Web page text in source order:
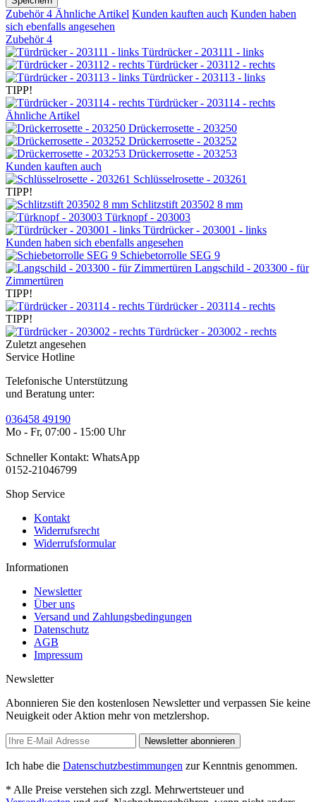
Zubehör4 Ähnliche Artikel Kunden kauften auch Kunden haben
sich ebenfalls angesehen
Zubehör4
Türdrücker - 203111 - links
Türdrücker - 203112 - rechts
Türdrücker - 203113 - links
TIPP!
Türdrücker - 203114 - rechts
Ähnliche Artikel
Drückerrosette - 203250
Drückerrosette - 203252
Drückerrosette - 203253
Kunden kauften auch
Schlüsselrosette - 203261
TIPP!
Schlitzstift 203502 8 mm
Türknopf - 203003
Türdrücker - 203001 - links
Kunden haben sich ebenfalls angesehen
Schiebetorrolle SEG 9
Langschild - 203300 - für
Zimmertüren
TIPP!
Türdrücker - 203114 - rechts
TIPP!
Türdrücker - 203002 - rechts
Zuletzt angesehen
Service Hotline
Telefonische Unterstützung
und Beratung unter:
036458 49190
Mo - Fr, 07:00 - 15:00 Uhr
Schneller Kontakt: WhatsApp
0152-21046799
Shop Service
Kontakt
Widerrufsrecht
Widerrufsformular
Informationen
Newsletter
Über uns
Versand und Zahlungsbedingungen
Datenschutz
AGB
Impressum
Newsletter
Abonnieren Sie den kostenlosen Newsletter und verpassen Sie keine
Neuigkeit oder Aktion mehr von metzlershop.
Newsletter abonnieren
Ich habe die Datenschutzbestimmungen zur Kenntnis genommen.
* Alle Preise verstehen sich zzgl. Mehrwertsteuer und